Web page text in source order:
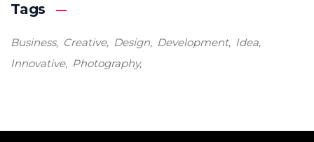
Tags
Business Creative Design Development
Idea
Innovative
Photography